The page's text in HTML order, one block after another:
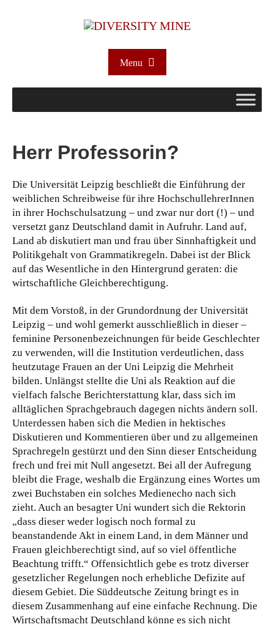
Menu
Herr Professorin?
Die Universität Leipzig beschließt die Einführung der
weiblichen Schreibweise für ihre HochschullehrerInnen
in ihrer Hochschulsatzung – und zwar nur dort (!) – und
versetzt ganz Deutschland damit in Aufruhr. Land auf,
Land ab diskutiert man und frau über Sinnhaftigkeit und
Politikgehalt von Grammatikregeln. Dabei ist der Blick
auf das Wesentliche in den Hintergrund geraten: die
wirtschaftliche Gleichberechtigung.
Mit dem Vorstoß, in der Grundordnung der Universität
Leipzig – und wohl gemerkt ausschließlich in dieser –
feminine Personenbezeichnungen für beide Geschlechter
zu verwenden, will die Institution verdeutlichen, dass
heutzutage Frauen an der Uni Leipzig die Mehrheit
bilden. Unlängst stellte die Uni als Reaktion auf die
vielfach falsche Berichterstattung klar, dass sich im
alltäglichen Sprachgebrauch dagegen nichts ändern soll.
Unterdessen haben sich die Medien in hektisches
Diskutieren und Kommentieren über und zu allgemeinen
Sprachregeln gestürzt und den Sinn dieser Entscheidung
frech und frei mit Null angesetzt. Bei all der Aufregung
bleibt die Frage, weshalb die Ergänzung eines Wortes um
zwei Buchstaben ein solches Medienecho nach sich
zieht. Auch an besagter Uni wundert sich die Rektorin
„dass dieser weder logisch noch formal zu
beanstandende Akt in einem Land, in dem Männer und
Frauen gleichberechtigt sind, auf so viel öffentliche
Beachtung trifft.“ Offensichtlich gebe es trotz diverser
gesetzlicher Regelungen noch erhebliche Defizite auf
diesem Gebiet. Die Süddeutsche Zeitung bringt es in
diesem Zusammenhang auf eine einfache Rechnung. Die
Wirtschaftsmacht Deutschland könne es sich nicht